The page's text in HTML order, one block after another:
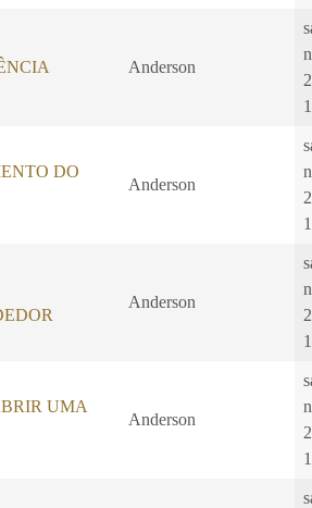
Anderson
DO
Anderson
Anderson
UMA
Anderson